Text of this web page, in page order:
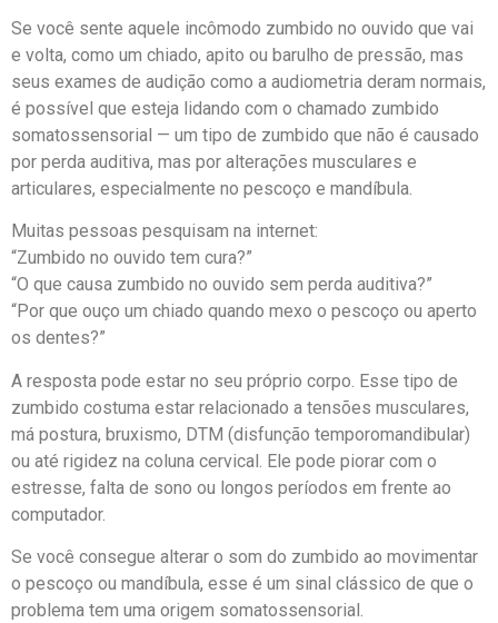
Se você sente aquele incômodo zumbido no ouvido que vai
e volta, como um chiado, apito ou barulho de pressão, mas
seus exames de audição como a audiometria deram normais,
é possível que esteja lidando com o chamado zumbido
somatossensorial — um tipo de zumbido que não é causado
por perda auditiva, mas por alterações musculares e
articulares, especialmente no pescoço e mandíbula.
Muitas pessoas pesquisam na internet:
“Zumbido no ouvido tem cura?”
“O que causa zumbido no ouvido sem perda auditiva?”
“Por que ouço um chiado quando mexo o pescoço ou aperto
os dentes?”
A resposta pode estar no seu próprio corpo. Esse tipo de
zumbido costuma estar relacionado a tensões musculares,
má postura, bruxismo, DTM (disfunção temporomandibular)
ou até rigidez na coluna cervical. Ele pode piorar com o
estresse, falta de sono ou longos períodos em frente ao
computador.
Se você consegue alterar o som do zumbido ao movimentar
o pescoço ou mandíbula, esse é um sinal clássico de que o
problema tem uma origem somatossensorial.